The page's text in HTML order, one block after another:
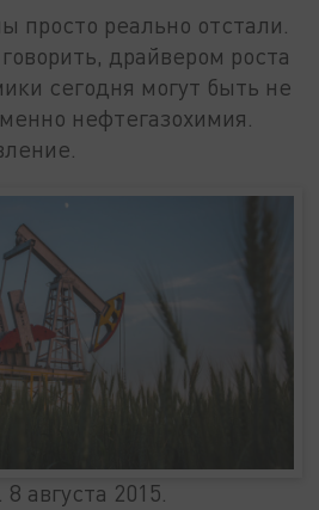
просто реально отстали.
драйвером роста
сегодня могут быть не
нефтегазохимия.
августа 2015.